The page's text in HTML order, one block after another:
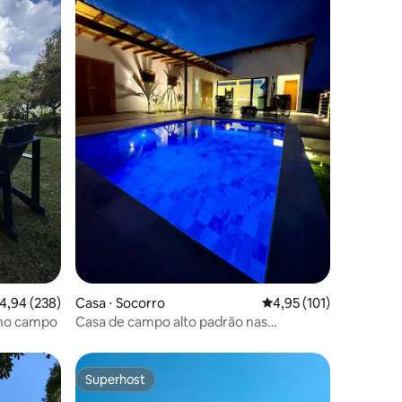
de uma avaliação média de 5, 238 avaliações
4,94 (238)
campo
Casa ⋅ Socorro 4,95 de uma avaliação
4,95 (101)
Casa de campo alto padrão nas
Superhost
Superhost